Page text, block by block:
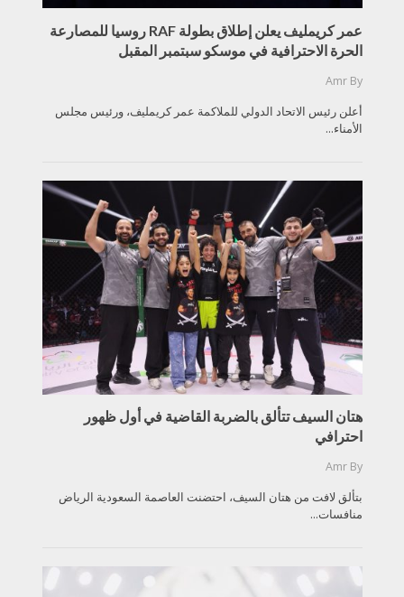
عمر كريمليف يعلن إطلاق بطولة RAF روسيا للمصارعة
الحرة الاحترافية في موسكو سبتمبر المقبل
By
Amr
أعلن رئيس الاتحاد الدولي للملاكمة عمر كريمليف، ورئيس مجلس
الأمناء...
هتان السيف تتألق بالضربة القاضية في أول ظهور
احترافي
By
Amr
بتألق لافت من هتان السيف، احتضنت العاصمة السعودية الرياض
منافسات...